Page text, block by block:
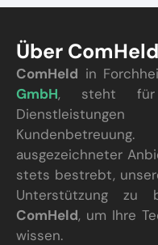
Über ComHeld
ComHeld in
GmbH, steht für
ausgezeichneter
stets bestrebt,
Unterstützung zu
ComHeld, um Ihre
wissen.